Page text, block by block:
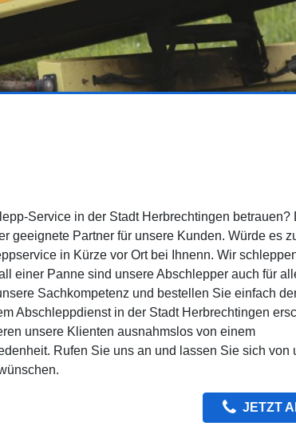
Service in der Stadt Herbrechtingen betrauen?
geeignete Partner für unsere Kunden. Würde es
in Kürze vor Ort bei Ihnenn. Wir
einer Panne sind unsere Abschlepper auch für
Sachkompetenz und bestellen Sie einfach
Abschleppdienst in der Stadt Herbrechtingen
unsere Klienten ausnahmslos von einem
Rufen Sie uns an und lassen Sie sich von
JETZT